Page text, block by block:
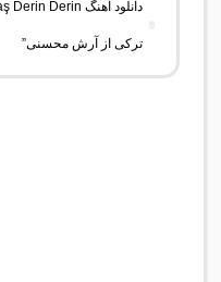
ترکی از آرش محسنی”